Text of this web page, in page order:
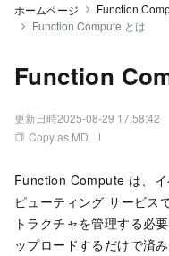
ホームページ Function
Function Compute とは
Function
更新日時2025-08-29 17:58:42
Copy as MD
Function Compute は、
ピューティング サービス
トラクチャを管理する必
ップロードするだけで済み